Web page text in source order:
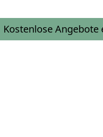
Kostenlose Angebote